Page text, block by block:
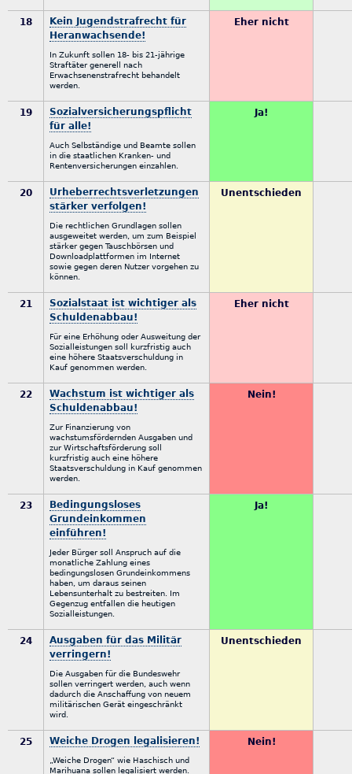
18
Kein Jugendstrafrecht für
Heranwachsende!
In Zukunft sollen 18- bis 21-jährige
Straftäter generell nach
Erwachsenenstrafrecht behandelt
werden.
Eher nicht
19
Sozialversicherungspflicht
für alle!
Auch Selbständige und Beamte sollen
in die staatlichen Kranken- und
Rentenversicherungen einzahlen.
Ja!
20
Urheberrechtsverletzungen
stärker verfolgen!
Die rechtlichen Grundlagen sollen
ausgeweitet werden, um zum Beispiel
stärker gegen Tauschbörsen und
Downloadplattformen im Internet
sowie gegen deren Nutzer vorgehen zu
können.
Unentschieden
21
Sozialstaat ist wichtiger als
Schuldenabbau!
Für eine Erhöhung oder Ausweitung der
Sozialleistungen soll kurzfristig auch
eine höhere Staatsverschuldung in
Kauf genommen werden.
Eher nicht
22
Wachstum ist wichtiger als
Schuldenabbau!
Zur Finanzierung von
wachstumsfördernden Ausgaben und
zur Wirtschaftsförderung soll
kurzfristig auch eine höhere
Staatsverschuldung in Kauf genommen
werden.
Nein!
23
Bedingungsloses
Grundeinkommen
einführen!
Jeder Bürger soll Anspruch auf die
monatliche Zahlung eines
bedingungslosen Grundeinkommens
haben, um daraus seinen
Lebensunterhalt zu bestreiten. Im
Gegenzug entfallen die heutigen
Sozialleistungen.
Ja!
24
Ausgaben für das Militär
verringern!
Die Ausgaben für die Bundeswehr
sollen verringert werden, auch wenn
dadurch die Anschaffung von neuem
militärischen Gerät eingeschränkt
wird.
Unentschieden
25 Weiche Drogen legalisieren!
„Weiche Drogen“ wie Haschisch und
Marihuana sollen legalisiert werden.
Nein!